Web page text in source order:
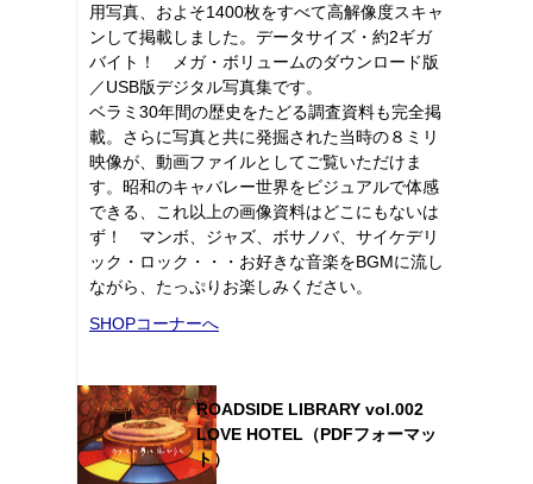
用写真、およそ1400枚をすべて高解像度スキャ
ンして掲載しました。データサイズ・約2ギガ
バイト！ メガ・ボリュームのダウンロード版
／USB版デジタル写真集です。
ベラミ30年間の歴史をたどる調査資料も完全掲
載。さらに写真と共に発掘された当時の８ミリ
映像が、動画ファイルとしてご覧いただけま
す。昭和のキャバレー世界をビジュアルで体感
できる、これ以上の画像資料はどこにもないは
ず！ マンボ、ジャズ、ボサノバ、サイケデリ
ック・ロック・・・お好きな音楽をBGMに流し
ながら、たっぷりお楽しみください。
SHOPコーナーへ
ROADSIDE LIBRARY vol.002
LOVE HOTEL（PDFフォーマッ
ト）